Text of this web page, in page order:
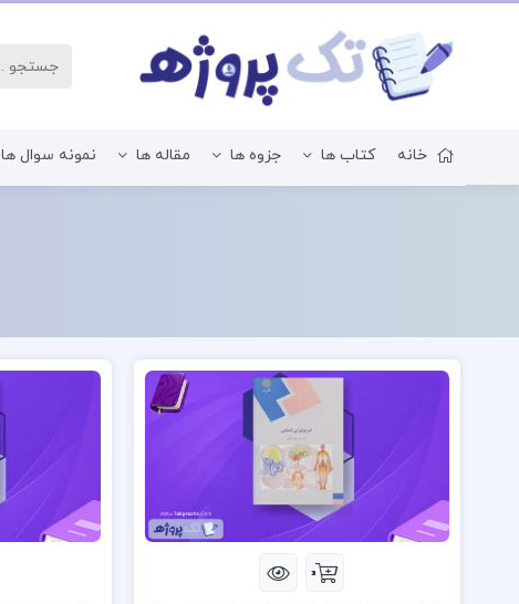
خانه کتاب ها جزوه ها مقاله ها نمونه سوال ها